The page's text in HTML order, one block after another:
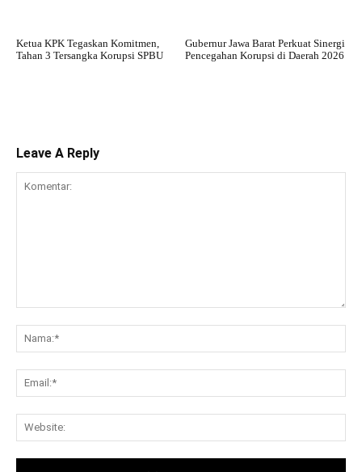
Ketua KPK Tegaskan Komitmen,
Tahan 3 Tersangka Korupsi SPBU
Gubernur Jawa Barat Perkuat Sinergi
Pencegahan Korupsi di Daerah 2026
Leave A Reply